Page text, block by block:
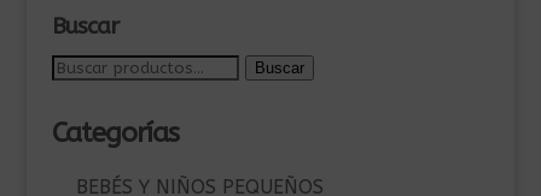
Buscar
Buscar
Buscar
Categorías
BEBÉS Y NIÑOS PEQUEÑOS